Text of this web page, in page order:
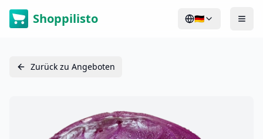
Shoppilisto 🇩🇪
Zurück zu Angeboten